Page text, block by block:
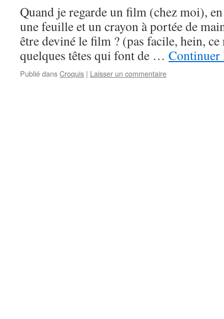
Quand je regarde un film (chez moi),
une feuille et un crayon à portée de
être deviné le film ? (pas facile, hein, ce
quelques têtes qui font de …
Publié dansCroquis | Laisser un commentaire